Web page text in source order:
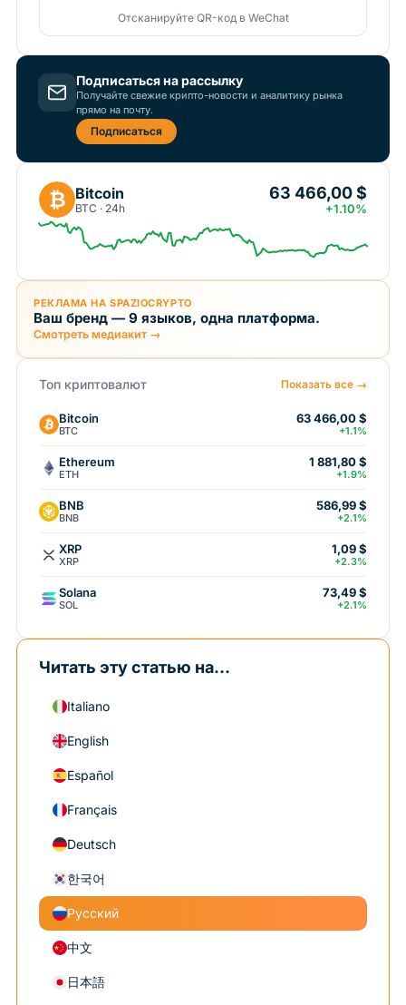
Отсканируйте QR-код в WeChat
Подписаться на рассылку
Получайте свежие крипто-новости и аналитику рынка
прямо на почту.
Подписаться
₿ Bitcoin
BTC · 24h
63 466,00 $
+1.10%
РЕКЛАМА НА SPAZIOCRYPTO
Ваш бренд — 9 языков, одна платформа.
Смотреть медиакит →
Топ криптовалют Показать все →
Bitcoin
BTC
63 466,00 $
+1.1%
Ethereum
ETH
1 881,80 $
+1.9%
BNB
BNB
586,99 $
+2.1%
XRP
XRP
1,09 $
+2.3%
Solana
SOL
73,49 $
+2.1%
Читать эту статью на...
Italiano
English
Español
Français
Deutsch
한국어
Русский
中文
日本語